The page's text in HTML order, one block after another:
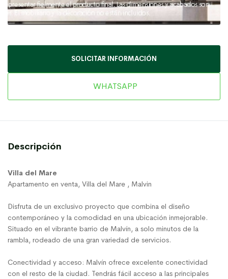
SOLICITAR INFORMACIÓN
WHATSAPP
Descripción
Villa del Mare
Apartamento en venta, Villa del Mare , Malvin
Disfruta de un exclusivo proyecto que combina el diseño
contemporáneo y la comodidad en una ubicación inmejorable.
Situado en el vibrante barrio de Malvín, a solo minutos de la
rambla, rodeado de una gran variedad de servicios.
Conectividad y acceso: Malvín ofrece excelente conectividad
con el resto de la ciudad. Tendrás fácil acceso a las principales